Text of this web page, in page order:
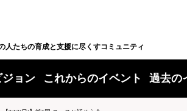
人たちの育成と支援に尽くすコミュニティ
ョン これからのイベント 過去の